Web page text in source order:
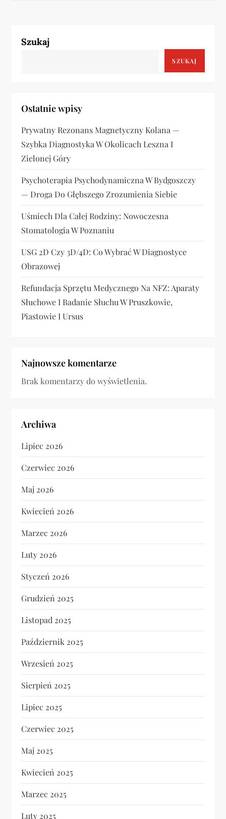
g
j
a
w
p
i
s
u
Szukaj
SZUKAJ
Ostatnie wpisy
Prywatny Rezonans Magnetyczny Kolana —
Szybka Diagnostyka W Okolicach Leszna I
Zielonej Góry
Psychoterapia Psychodynamiczna W Bydgoszczy
— Droga Do Głębszego Zrozumienia Siebie
Uśmiech Dla Całej Rodziny: Nowoczesna
Stomatologia W Poznaniu
USG 2D Czy 3D/4D: Co Wybrać W Diagnostyce
Obrazowej
Refundacja Sprzętu Medycznego Na NFZ: Aparaty
Słuchowe I Badanie Słuchu W Pruszkowie,
Piastowie I Ursus
Najnowsze komentarze
Brak komentarzy do wyświetlenia.
Archiwa
Lipiec 2026
Czerwiec 2026
Maj 2026
Kwiecień 2026
Marzec 2026
Luty 2026
Styczeń 2026
Grudzień 2025
Listopad 2025
Październik 2025
Wrzesień 2025
Sierpień 2025
Lipiec 2025
Czerwiec 2025
Maj 2025
Kwiecień 2025
Marzec 2025
Luty 2025